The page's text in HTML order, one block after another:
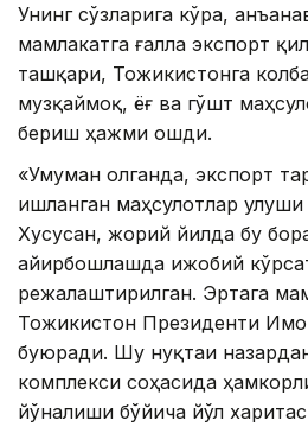
Унинг сўзларига кўра,
мамлакатга ғалла экспорт
ташқари, Тожикистонга
музқаймоқ, ёғ ва гўшт
бериш ҳажми ошди.
«Умуман олганда, экспорт
ишланган маҳсулотлар
Хусусан, жорий йилда бу
айирбошлашда ижобий
режалаштирилган. Эртага
Тожикистон Президенти
буюради. Шу нуқтаи
комплекси соҳасида
йўналиши бўйича йўл